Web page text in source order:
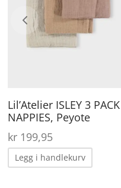
Lil’Atelier ISLEY 3 PACK
NAPPIES, Peyote
kr199,95
Legg i handlekurv